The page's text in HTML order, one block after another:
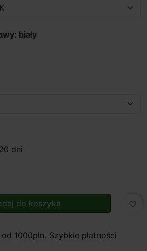
biały
dni
do koszyka favorite_border
1000pln. Szybkie płatności